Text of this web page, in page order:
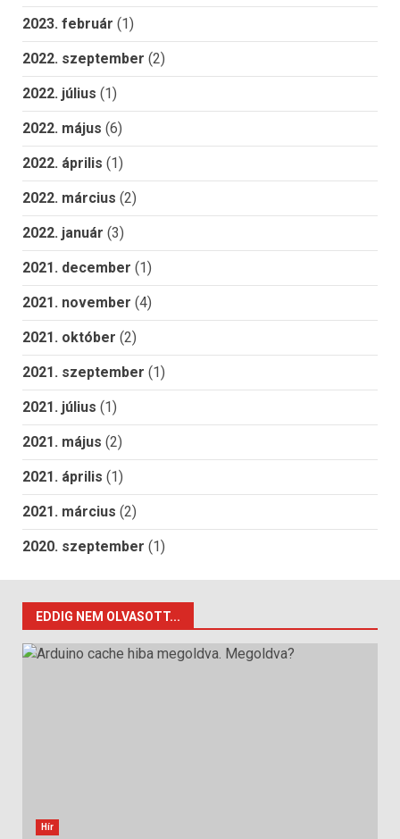
2023. február (1)
2022. szeptember (2)
2022. július (1)
2022. május (6)
2022. április (1)
2022. március (2)
2022. január (3)
2021. december (1)
2021. november (4)
2021. október (2)
2021. szeptember (1)
2021. július (1)
2021. május (2)
2021. április (1)
2021. március (2)
2020. szeptember (1)
EDDIG NEM OLVASOTT...
Hír